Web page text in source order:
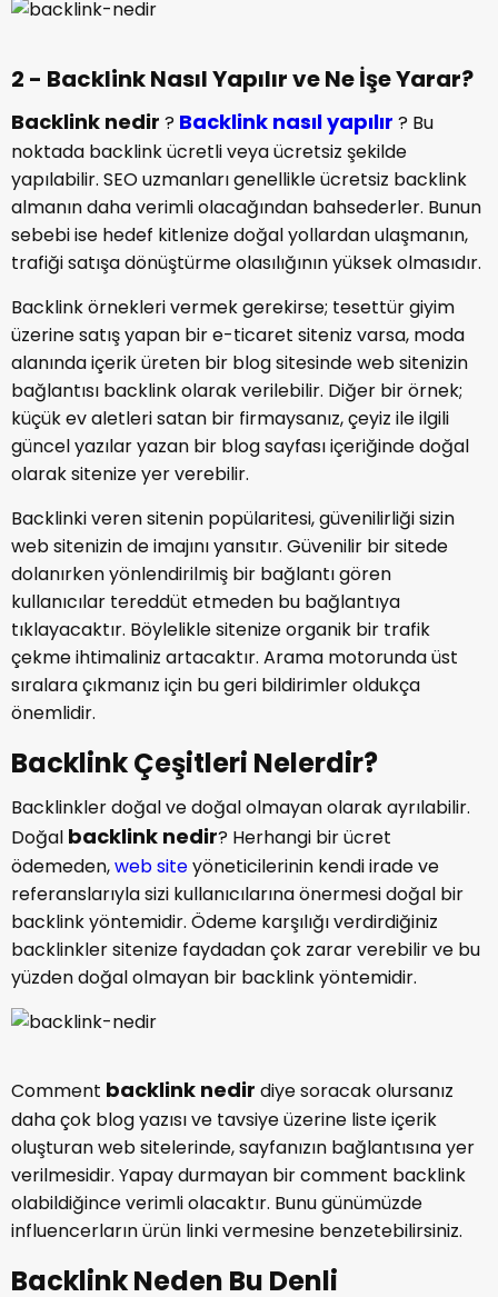
2 - Backlink Nasıl Yapılır ve Ne İşe Yarar?
Backlink nedir ? Backlink nasıl yapılır ? Bu
noktada backlink ücretli veya ücretsiz şekilde
yapılabilir. SEO uzmanları genellikle ücretsiz backlink
almanın daha verimli olacağından bahsederler. Bunun
sebebi ise hedef kitlenize doğal yollardan ulaşmanın,
trafiği satışa dönüştürme olasılığının yüksek olmasıdır.
Backlink örnekleri vermek gerekirse; tesettür giyim
üzerine satış yapan bir e-ticaret siteniz varsa, moda
alanında içerik üreten bir blog sitesinde web sitenizin
bağlantısı backlink olarak verilebilir. Diğer bir örnek;
küçük ev aletleri satan bir firmaysanız, çeyiz ile ilgili
güncel yazılar yazan bir blog sayfası içeriğinde doğal
olarak sitenize yer verebilir.
Backlinki veren sitenin popülaritesi, güvenilirliği sizin
web sitenizin de imajını yansıtır. Güvenilir bir sitede
dolanırken yönlendirilmiş bir bağlantı gören
kullanıcılar tereddüt etmeden bu bağlantıya
tıklayacaktır. Böylelikle sitenize organik bir trafik
çekme ihtimaliniz artacaktır. Arama motorunda üst
sıralara çıkmanız için bu geri bildirimler oldukça
önemlidir.
Backlink Çeşitleri Nelerdir?
Backlinkler doğal ve doğal olmayan olarak ayrılabilir.
Doğal backlink nedir? Herhangi bir ücret
ödemeden,web siteyöneticilerinin kendi irade ve
referanslarıyla sizi kullanıcılarına önermesi doğal bir
backlink yöntemidir. Ödeme karşılığı verdirdiğiniz
backlinkler sitenize faydadan çok zarar verebilir ve bu
yüzden doğal olmayan bir backlink yöntemidir.
Comment backlink nedir diye soracak olursanız
daha çok blog yazısı ve tavsiye üzerine liste içerik
oluşturan web sitelerinde, sayfanızın bağlantısına yer
verilmesidir. Yapay durmayan bir comment backlink
olabildiğince verimli olacaktır. Bunu günümüzde
influencerların ürün linki vermesine benzetebilirsiniz.
Backlink Neden Bu Denli